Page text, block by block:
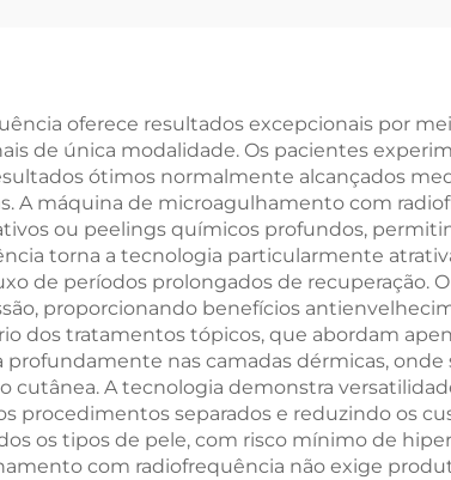
para
oferece resultados excepcionais por
de única modalidade. Os pacientes
ótimos normalmente alcançados
A máquina de microagulhamento com
ou peelings químicos profundos,
torna a tecnologia particularmente
de períodos prolongados de recuperação.
proporcionando benefícios
dos tratamentos tópicos, que abordam
nas camadas dérmicas,
cutânea. A tecnologia demonstra
procedimentos separados e reduzindo os
os tipos de pele, com risco mínimo de
com radiofrequência não exige